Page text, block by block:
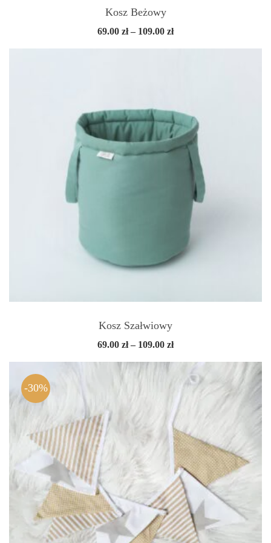
Kosz Beżowy
69.00 zł – 109.00 złZakres
od
Kosz Szałwiowy
69.00 zł – 109.00 złZakres
od
do
109.00 zł
-30%